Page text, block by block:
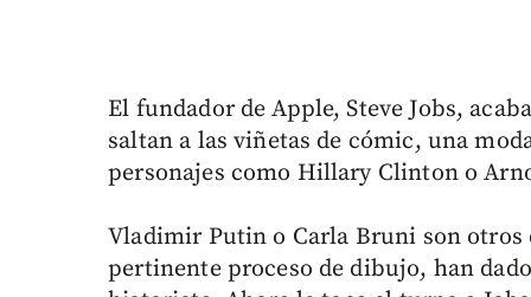
El fundador de Apple, Steve Jobs,
saltan a las viñetas de cómic, una
personajes como Hillary Clinton o
Vladimir Putin o Carla Bruni son otros
pertinente proceso de dibujo, han